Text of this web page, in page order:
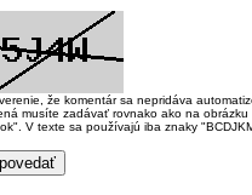
že komentár sa nepridáva
musíte zadávať rovnako ako na
V texte sa používajú iba znaky